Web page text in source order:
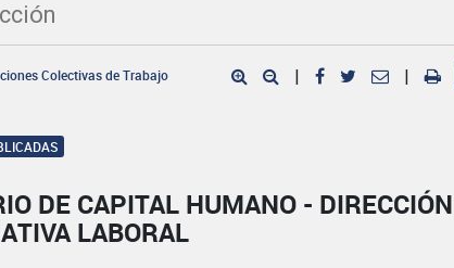
Colectivas de Trabajo
| |
DE CAPITAL HUMANO - DIRECCIÓN
LABORAL